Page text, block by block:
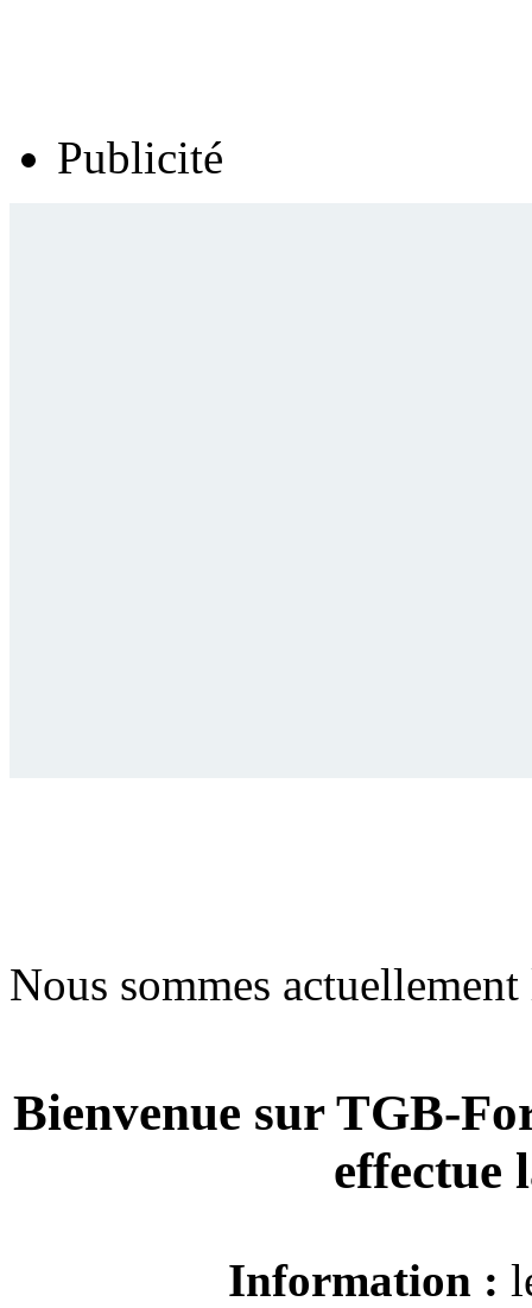
Publicité
Nous sommes
Bienvenue sur TGB-
Information :